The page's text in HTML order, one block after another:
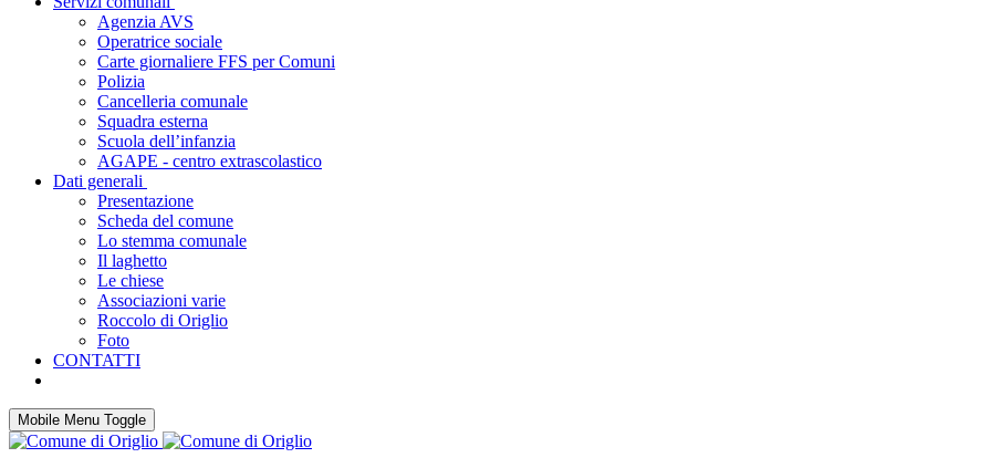
Agenzia AVS
Operatrice sociale
Carte giornaliere FFS per Comuni
Polizia
Cancelleria comunale
Squadra esterna
Scuola dell’infanzia
AGAPE - centro extrascolastico
Dati generali
Presentazione
Scheda del comune
Lo stemma comunale
Il laghetto
Le chiese
Associazioni varie
Roccolo di Origlio
Foto
CONTATTI
Mobile Menu Toggle